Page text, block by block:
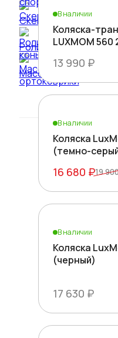
Скейты
Роликовые коньки
Массажные
В наличии
Коляска-
LUXMOM 560
13 990 ₽
В наличии
Коляска
(темно-
16 680 ₽19
В наличии
Коляска
(черный)
17 630 ₽